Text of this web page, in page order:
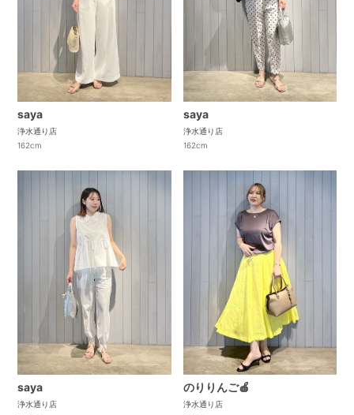
saya
浄水通り店
162cm
saya
浄水通り店
162cm
saya
浄水通り店
のりりんご🍎
浄水通り店